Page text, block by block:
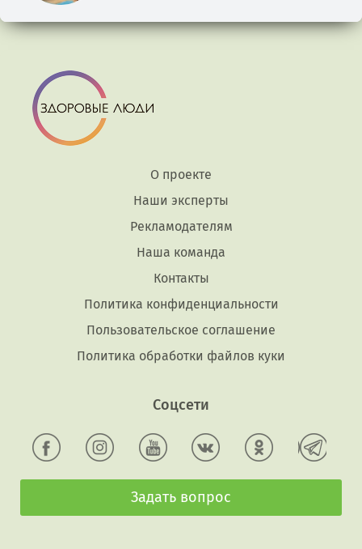
О проекте
Наши эксперты
Рекламодателям
Наша команда
Контакты
Политика конфиденциальности
Пользовательское соглашение
Политика обработки файлов куки
Соцсети
Задать вопрос